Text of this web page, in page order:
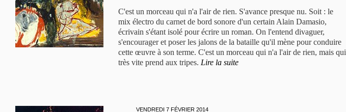
C'est un morceau qui n'a l'air de rien. S'avance presque nu. Soit : le
mix électro du carnet de bord sonore d'un certain Alain Damasio,
écrivain s'étant isolé pour écrire un roman. On l'entend divaguer,
s'encourager et poser les jalons de la bataille qu'il mène pour conduire
cette œuvre à son terme. C'est un morceau qui n'a l'air de rien, mais qui
très vite prend aux tripes. Lire la suite
VENDREDI 7 FÉVRIER 2014